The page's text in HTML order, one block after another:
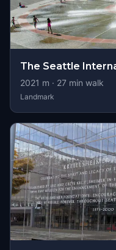
The Seattle
2021 m · 27 min walk
Landmark